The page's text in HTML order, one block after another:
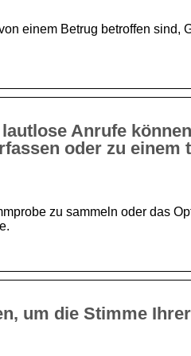
einem Betrug betroffen sind,
Anrufe
oder zu einem
zu sammeln oder das
um die Stimme Ihrer